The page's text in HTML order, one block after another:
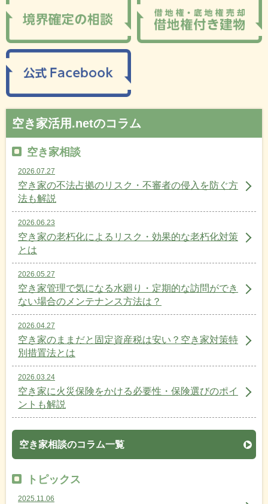
空き家活用.netのコラム
空き家相談
2026.07.27
空き家の不法占拠のリスク・不審者の侵入を防ぐ方
法も解説
2026.06.23
空き家の老朽化によるリスク・効果的な老朽化対策
とは
2026.05.27
空き家管理で気になる水廻り・定期的な訪問ができ
ない場合のメンテナンス方法は？
2026.04.27
空き家のままだと固定資産税は安い？空き家対策特
別措置法とは
2026.03.24
空き家に火災保険をかける必要性・保険選びのポイ
ントも解説
空き家相談のコラム一覧
トピックス
2025.11.06